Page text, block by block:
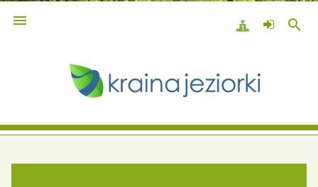
 search